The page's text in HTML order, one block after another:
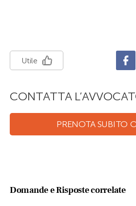
Utile
CONTATTA
PRENOTA SUBITO
Domande e Risposte correlate